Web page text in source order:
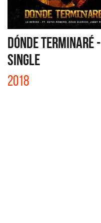
DÓNDE TERMINARÉ -
SINGLE
2018